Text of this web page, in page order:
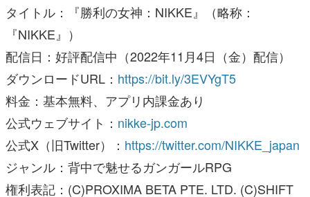
タイトル：『勝利の女神：NIKKE』（略称：
『NIKKE』）
配信日：好評配信中（2022年11月4日（金）配信）
ダウンロードURL： https://bit.ly/3EVYgT5
料金：基本無料、アプリ内課金あり
公式ウェブサイト： nikke-jp.com
公式X（旧Twitter）： https://twitter.com/NIKKE_japan
ジャンル：背中で魅せるガンガールRPG
権利表記：(C)PROXIMA BETA PTE. LTD. (C)SHIFT